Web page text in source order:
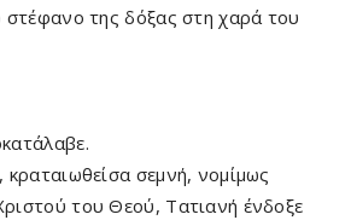
στέφανο της δόξας στη χαρά του
κραταιωθείσα σεμνή, νομίμως
του Θεού, Τατιανή ένδοξε